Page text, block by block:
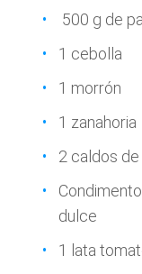
500 g de
1 cebolla
1 morrón
1 zanahoria
2 caldos
dulce
1 lata